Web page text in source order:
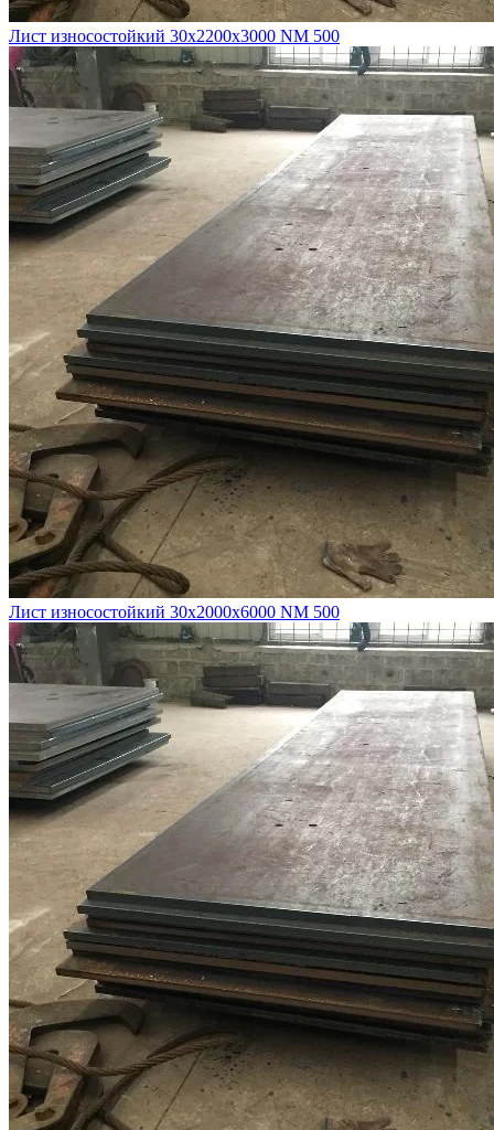
Лист износостойкий 30х2200х3000 NM 500
Лист износостойкий 30х2000х6000 NM 500